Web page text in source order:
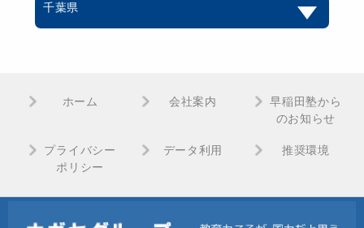
千葉県
ホーム 会社案内
早稲田塾から
のお知らせ
プライバシー
ポリシー
データ利用 推奨環境